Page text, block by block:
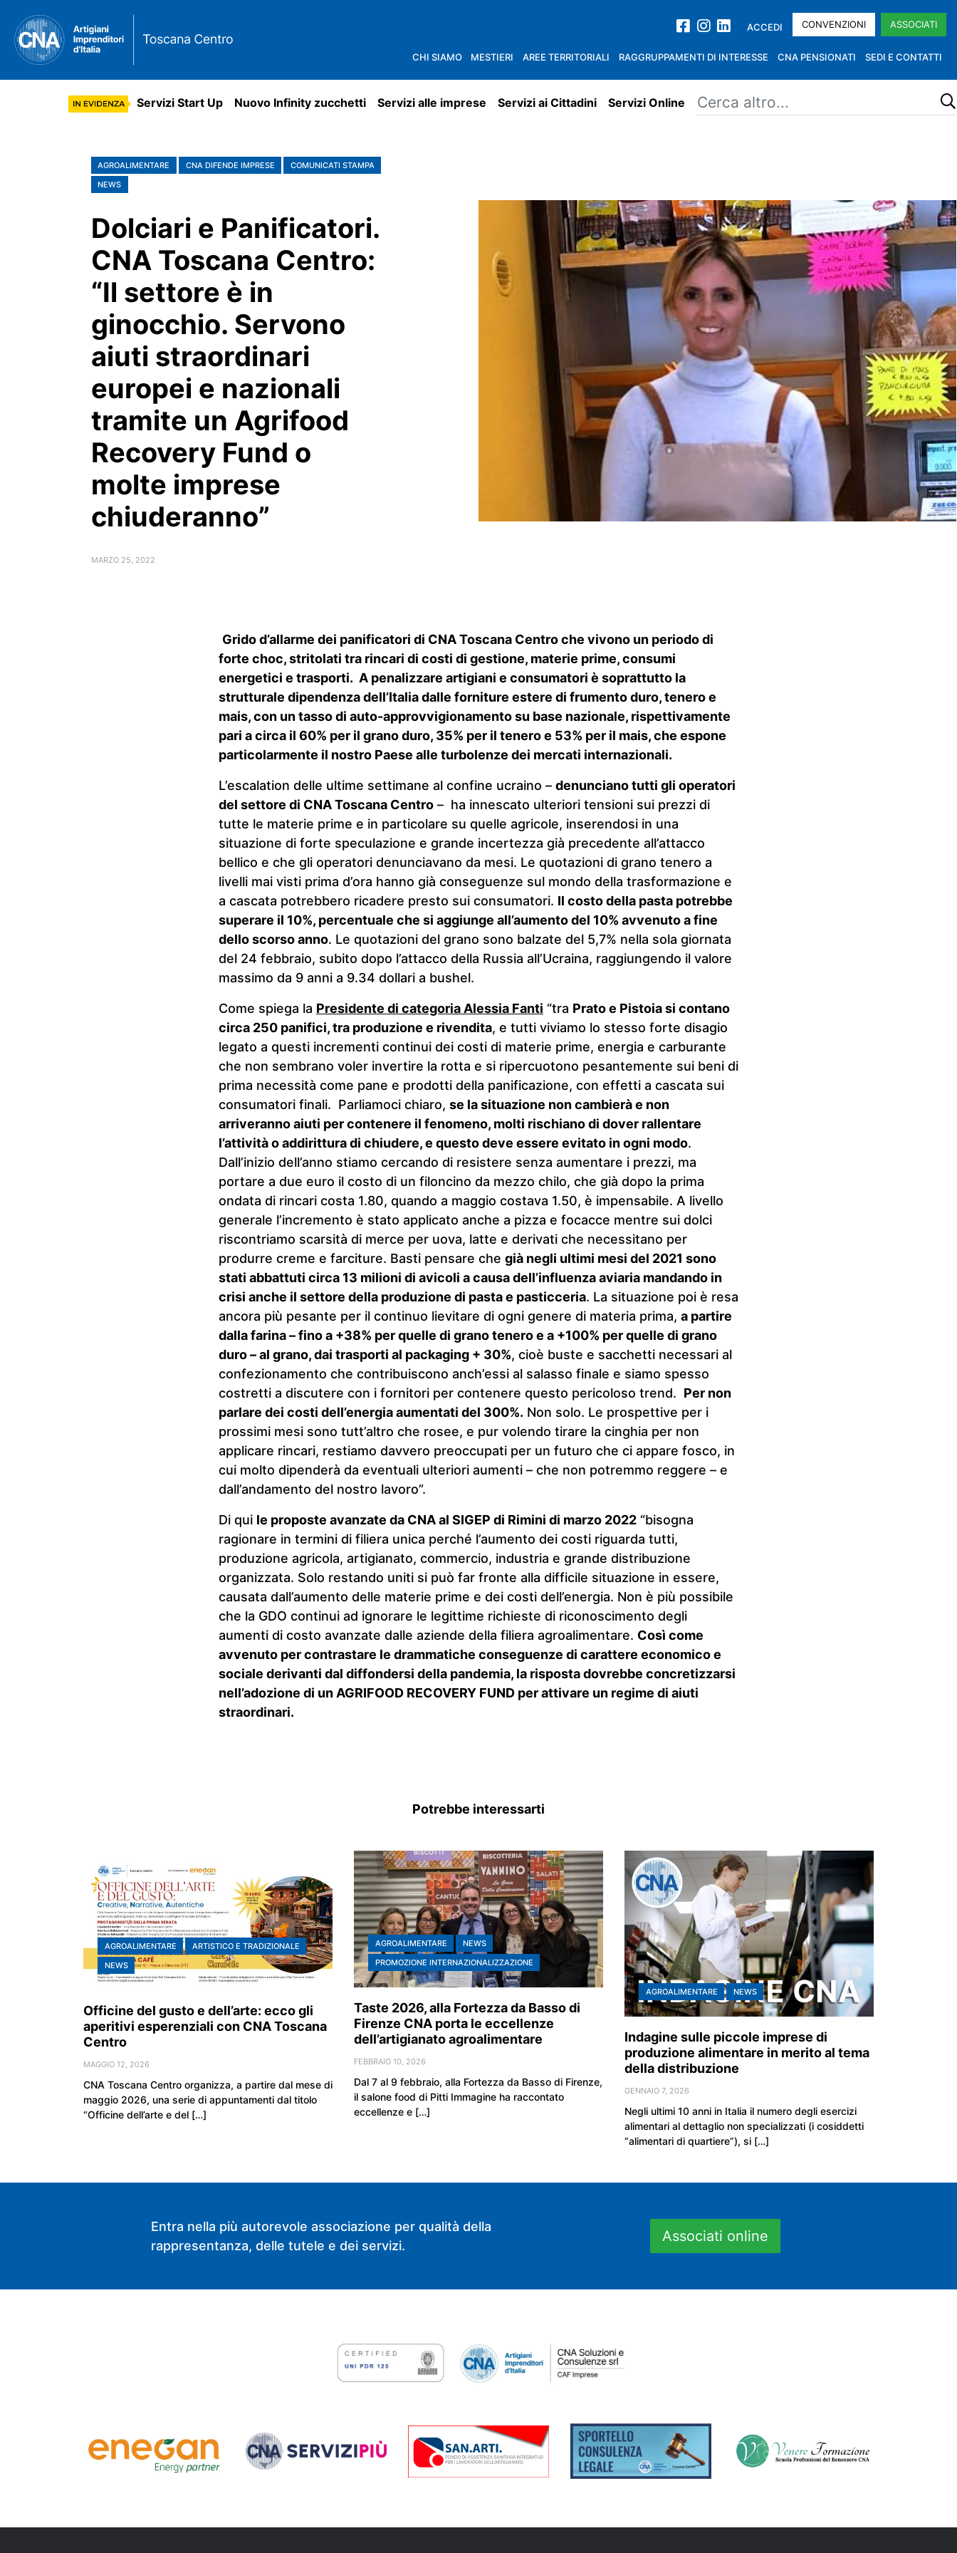
ACCEDI CONVENZIONI ASSOCIATI
CHI SIAMO MESTIERI AREE TERRITORIALI RAGGRUPPAMENTI DI INTERESSE CNA PENSIONATI SEDI E CONTATTI
Servizi Start Up Nuovo Infinity zucchetti Servizi alle imprese Servizi ai Cittadini Servizi Online
AGROALIMENTARE CNA DIFENDE IMPRESE
COMUNICATI STAMPA
NEWS
Dolciari e Panificatori.
CNA Toscana Centro:
“Il settore è in
ginocchio. Servono
aiuti straordinari
europei e nazionali
tramite un Agrifood
Recovery Fund o
molte imprese
chiuderanno”
MARZO 25, 2022
Grido d’allarme dei panificatori di CNA Toscana Centro che vivono un periodo di
forte choc, stritolati tra rincari di costi di gestione, materie prime, consumi
energetici e trasporti. A penalizzare artigiani e consumatori è soprattutto la
strutturale dipendenza dell’Italia dalle forniture estere di frumento duro, tenero e
mais, con un tasso di auto-approvvigionamento su base nazionale, rispettivamente
pari a circa il 60% per il grano duro, 35% per il tenero e 53% per il mais, che espone
particolarmente il nostro Paese alle turbolenze dei mercati internazionali.
L’escalation delle ultime settimane al confine ucraino – denunciano tutti gli operatori
del settore di CNA Toscana Centro – ha innescato ulteriori tensioni sui prezzi di
tutte le materie prime e in particolare su quelle agricole, inserendosi in una
situazione di forte speculazione e grande incertezza già precedente all’attacco
bellico e che gli operatori denunciavano da mesi. Le quotazioni di grano tenero a
livelli mai visti prima d’ora hanno già conseguenze sul mondo della trasformazione e
a cascata potrebbero ricadere presto sui consumatori. Il costo della pasta potrebbe
superare il 10%, percentuale che si aggiunge all’aumento del 10% avvenuto a fine
dello scorso anno. Le quotazioni del grano sono balzate del 5,7% nella sola giornata
del 24 febbraio, subito dopo l’attacco della Russia all’Ucraina, raggiungendo il valore
massimo da 9 anni a 9.34 dollari a bushel.
Come spiega la Presidente di categoria Alessia Fanti “tra Prato e Pistoia si contano
circa 250 panifici, tra produzione e rivendita, e tutti viviamo lo stesso forte disagio
legato a questi incrementi continui dei costi di materie prime, energia e carburante
che non sembrano voler invertire la rotta e si ripercuotono pesantemente sui beni di
prima necessità come pane e prodotti della panificazione, con effetti a cascata sui
consumatori finali. Parliamoci chiaro, se la situazione non cambierà e non
arriveranno aiuti per contenere il fenomeno, molti rischiano di dover rallentare
l’attività o addirittura di chiudere, e questo deve essere evitato in ogni modo.
Dall’inizio dell’anno stiamo cercando di resistere senza aumentare i prezzi, ma
portare a due euro il costo di un filoncino da mezzo chilo, che già dopo la prima
ondata di rincari costa 1.80, quando a maggio costava 1.50, è impensabile. A livello
generale l’incremento è stato applicato anche a pizza e focacce mentre sui dolci
riscontriamo scarsità di merce per uova, latte e derivati che necessitano per
produrre creme e farciture. Basti pensare che già negli ultimi mesi del 2021 sono
stati abbattuti circa 13 milioni di avicoli a causa dell’influenza aviaria mandando in
crisi anche il settore della produzione di pasta e pasticceria. La situazione poi è resa
ancora più pesante per il continuo lievitare di ogni genere di materia prima, a partire
dalla farina – fino a +38% per quelle di grano tenero e a +100% per quelle di grano
duro – al grano, dai trasporti al packaging + 30%, cioè buste e sacchetti necessari al
confezionamento che contribuiscono anch’essi al salasso finale e siamo spesso
costretti a discutere con i fornitori per contenere questo pericoloso trend. Per non
parlare dei costi dell’energia aumentati del 300%. Non solo. Le prospettive per i
prossimi mesi sono tutt’altro che rosee, e pur volendo tirare la cinghia per non
applicare rincari, restiamo davvero preoccupati per un futuro che ci appare fosco, in
cui molto dipenderà da eventuali ulteriori aumenti – che non potremmo reggere – e
dall’andamento del nostro lavoro”.
Di qui le proposte avanzate da CNA al SIGEP di Rimini di marzo 2022 “bisogna
ragionare in termini di filiera unica perché l’aumento dei costi riguarda tutti,
produzione agricola, artigianato, commercio, industria e grande distribuzione
organizzata. Solo restando uniti si può far fronte alla difficile situazione in essere,
causata dall’aumento delle materie prime e dei costi dell’energia. Non è più possibile
che la GDO continui ad ignorare le legittime richieste di riconoscimento degli
aumenti di costo avanzate dalle aziende della filiera agroalimentare. Così come
avvenuto per contrastare le drammatiche conseguenze di carattere economico e
sociale derivanti dal diffondersi della pandemia, la risposta dovrebbe concretizzarsi
nell’adozione di un AGRIFOOD RECOVERY FUND per attivare un regime di aiuti
straordinari.
Potrebbe interessarti
AGROALIMENTARE
ARTISTICO E TRADIZIONALE
NEWS
Officine del gusto e dell’arte: ecco gli
aperitivi esperenziali con CNA Toscana
Centro
MAGGIO 12, 2026
CNA Toscana Centro organizza, a partire dal mese di
maggio 2026, una serie di appuntamenti dal titolo
“Officine dell’arte e del […]
AGROALIMENTARE
NEWS
PROMOZIONE INTERNAZIONALIZZAZIONE
Taste 2026, alla Fortezza da Basso di
Firenze CNA porta le eccellenze
dell’artigianato agroalimentare
FEBBRAIO 10, 2026
Dal 7 al 9 febbraio, alla Fortezza da Basso di Firenze,
il salone food di Pitti Immagine ha raccontato
eccellenze e […]
AGROALIMENTARE NEWS
Indagine sulle piccole imprese di
produzione alimentare in merito al tema
della distribuzione
GENNAIO 7, 2026
Negli ultimi 10 anni in Italia il numero degli esercizi
alimentari al dettaglio non specializzati (i cosiddetti
“alimentari di quartiere”), si […]
Entra nella più autorevole associazione per qualità della
rappresentanza, delle tutele e dei servizi.
Associati online